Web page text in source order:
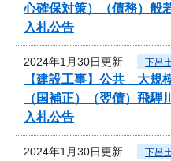
心確保対策）（債務）
入札公告
2024年1月30日更新 下呂
【建設工事】公共 大規
（国補正）（翌債）飛
入札公告
2024年1月30日更新 下呂